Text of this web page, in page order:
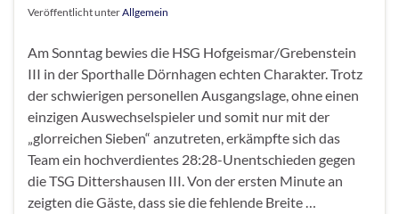
Veröffentlicht unterAllgemein
Am Sonntag bewies die HSG Hofgeismar/Grebenstein
III in der Sporthalle Dörnhagen echten Charakter. Trotz
der schwierigen personellen Ausgangslage, ohne einen
einzigen Auswechselspieler und somit nur mit der
„glorreichen Sieben“ anzutreten, erkämpfte sich das
Team ein hochverdientes 28:28-Unentschieden gegen
die TSG Dittershausen III. Von der ersten Minute an
zeigten die Gäste, dass sie die fehlende Breite …